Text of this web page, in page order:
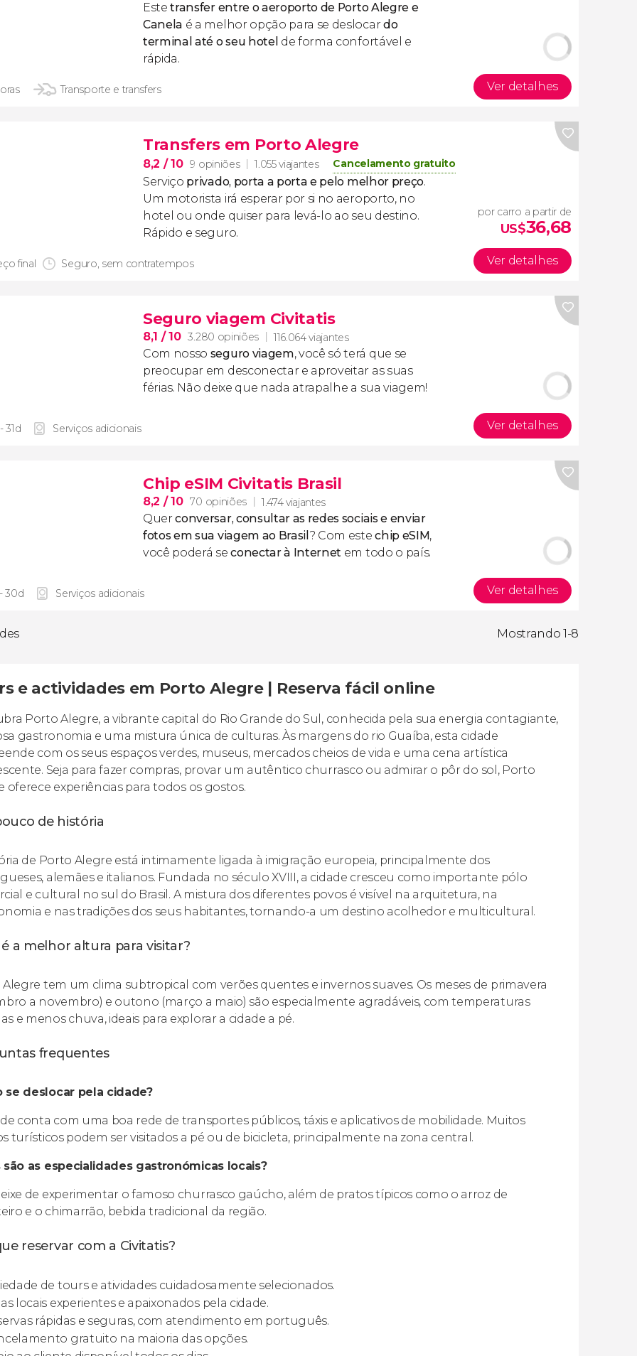
Estetransfer entre o aeroporto de Porto Alegre e
Canela é a melhor opção para se deslocardo
terminal até o seu hotel de forma confortável e
rápida.
Transporte e transfers Ver detalhes
Transfers em Porto Alegre
8,2 / 10 9 opiniões 1.055 viajantes Cancelamento gratuito
Serviço privado, porta a porta e pelo melhor preço.
Um motorista irá esperar por si no aeroporto, no
hotel ou onde quiser para levá-lo ao seu destino.
Rápido e seguro.
final Seguro, sem contratempos
por carro a partir de
US$36,68
Ver detalhes
Seguro viagem Civitatis
8,1 / 10 3.280 opiniões 116.064 viajantes
Com nosso seguro viagem, você só terá que se
preocupar em desconectar e aproveitar as suas
férias. Não deixe que nada atrapalhe a sua viagem!
31d Serviços adicionais Ver detalhes
Chip eSIM Civitatis Brasil
8,2 / 10 70 opiniões 1.474 viajantes
Querconversar, consultar as redes sociais e enviar
fotos em sua viagem ao Brasil ? Com estechip eSIM,
você poderá seconectar à Internet em todo o país.
30d Serviços adicionais Ver detalhes
Mostrando 1-8
e actividades em Porto Alegre | Reserva fácil online
Porto Alegre, a vibrante capital do Rio Grande do Sul, conhecida pela sua energia contagiante,
gastronomia e uma mistura única de culturas. Às margens do rio Guaíba, esta cidade
com os seus espaços verdes, museus, mercados cheios de vida e uma cena artística
Seja para fazer compras, provar um autêntico churrasco ou admirar o pôr do sol, Porto
oferece experiências para todos os gostos.
de história
de Porto Alegre está intimamente ligada à imigração europeia, principalmente dos
alemães e italianos. Fundada no século XVIII, a cidade cresceu como importante pólo
e cultural no sul do Brasil. A mistura dos diferentes povos é visível na arquitetura, na
e nas tradições dos seus habitantes, tornando-a um destino acolhedor e multicultural.
a melhor altura para visitar?
tem um clima subtropical com verões quentes e invernos suaves. Os meses de primavera
a novembro) e outono (março a maio) são especialmente agradáveis, com temperaturas
e menos chuva, ideais para explorar a cidade a pé.
frequentes
se deslocar pela cidade?
conta com uma boa rede de transportes públicos, táxis e aplicativos de mobilidade. Muitos
turísticos podem ser visitados a pé ou de bicicleta, principalmente na zona central.
são as especialidades gastronómicas locais?
de experimentar o famoso churrasco gaúcho, além de pratos típicos como o arroz de
e o chimarrão, bebida tradicional da região.
reservar com a Civitatis?
de tours e atividades cuidadosamente selecionados.
locais experientes e apaixonados pela cidade.
rápidas e seguras, com atendimento em português.
gratuito na maioria das opções.